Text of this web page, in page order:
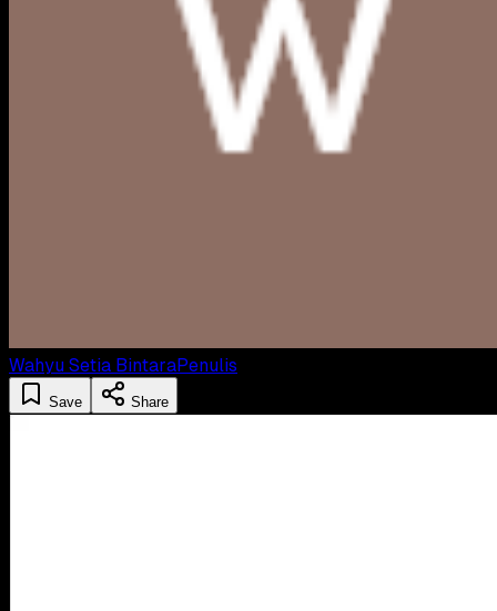
Wahyu Setia BintaraPenulis
Save Share